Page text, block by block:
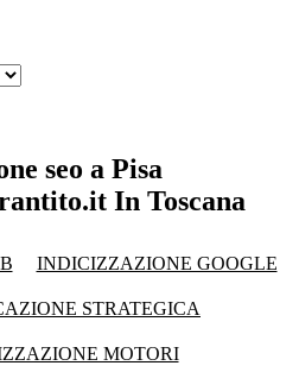
seo a Pisa
In Toscana
INDICIZZAZIONE GOOGLE
STRATEGICA
MOTORI